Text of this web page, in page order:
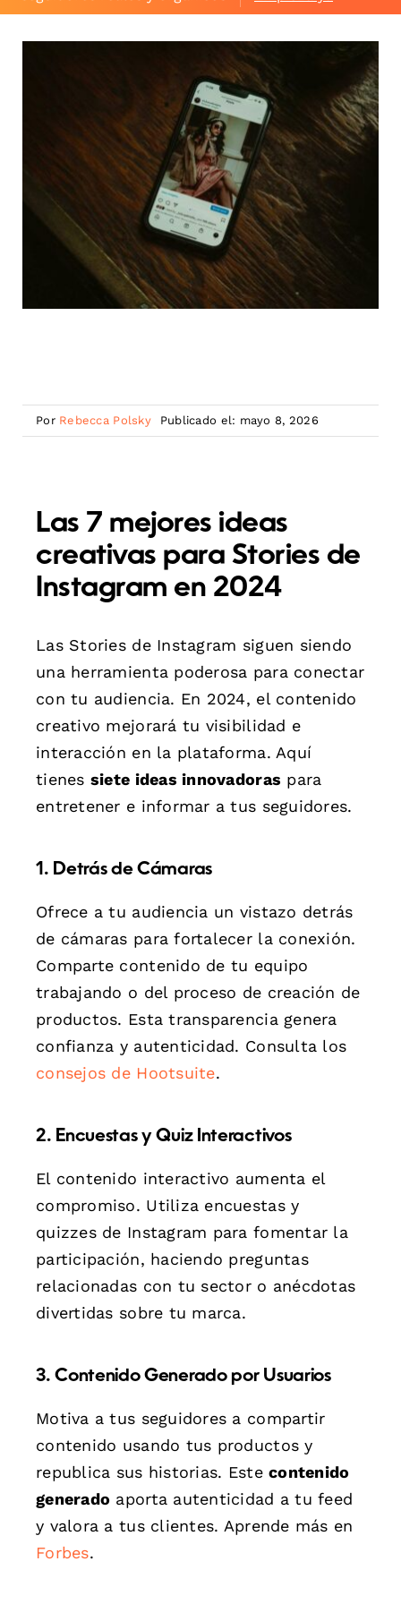
Por Rebecca Polsky Publicado el: mayo 8, 2026
Las 7 mejores ideas
creativas para Stories de
Instagram en 2024
Las Stories de Instagram siguen siendo
una herramienta poderosa para conectar
con tu audiencia. En 2024, el contenido
creativo mejorará tu visibilidad e
interacción en la plataforma. Aquí
tienes siete ideas innovadoras para
entretener e informar a tus seguidores.
1. Detrás de Cámaras
Ofrece a tu audiencia un vistazo detrás
de cámaras para fortalecer la conexión.
Comparte contenido de tu equipo
trabajando o del proceso de creación de
productos. Esta transparencia genera
confianza y autenticidad. Consulta los
consejos de Hootsuite.
2. Encuestas y Quiz Interactivos
El contenido interactivo aumenta el
compromiso. Utiliza encuestas y
quizzes de Instagram para fomentar la
participación, haciendo preguntas
relacionadas con tu sector o anécdotas
divertidas sobre tu marca.
3. Contenido Generado por Usuarios
Motiva a tus seguidores a compartir
contenido usando tus productos y
republica sus historias. Estecontenido
generado aporta autenticidad a tu feed
y valora a tus clientes. Aprende más en
Forbes.